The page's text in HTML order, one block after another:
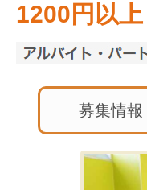
1200円以
募集情報